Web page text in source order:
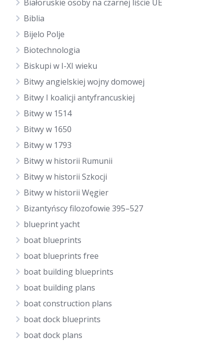
Białoruskie osoby na czarnej liście UE
Biblia
Bijelo Polje
Biotechnologia
Biskupi w I-XI wieku
Bitwy angielskiej wojny domowej
Bitwy I koalicji antyfrancuskiej
Bitwy w 1514
Bitwy w 1650
Bitwy w 1793
Bitwy w historii Rumunii
Bitwy w historii Szkocji
Bitwy w historii Węgier
Bizantyńscy filozofowie 395–527
blueprint yacht
boat blueprints
boat blueprints free
boat building blueprints
boat building plans
boat construction plans
boat dock blueprints
boat dock plans